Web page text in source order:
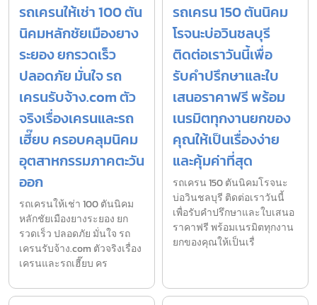
รถเครนให้เช่า 100 ตัน
นิคมหลักชัยเมืองยาง
ระยอง ยกรวดเร็ว
ปลอดภัย มั่นใจ รถ
เครนรับจ้าง.com ตัว
จริงเรื่องเครนและรถ
เฮี๊ยบ ครอบคลุมนิคม
อุตสาหกรรมภาคตะวัน
ออก
รถเครนให้เช่า 100 ตันนิคม
หลักชัยเมืองยางระยอง ยก
รวดเร็ว ปลอดภัย มั่นใจ รถ
เครนรับจ้าง.com ตัวจริงเรื่อง
เครนและรถเฮี๊ยบ คร
รถเครน 150 ตันนิคม
โรจนะบ่อวินชลบุรี
ติดต่อเราวันนี้เพื่อ
รับคำปรึกษาและใบ
เสนอราคาฟรี พร้อม
เนรมิตทุกงานยกของ
คุณให้เป็นเรื่องง่าย
และคุ้มค่าที่สุด
รถเครน 150 ตันนิคมโรจนะ
บ่อวินชลบุรี ติดต่อเราวันนี้
เพื่อรับคำปรึกษาและใบเสนอ
ราคาฟรี พร้อมเนรมิตทุกงาน
ยกของคุณให้เป็นเรื่